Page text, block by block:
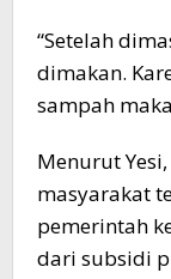
“Setelah
dimakan.
sampah
Menurut
masyarakat
pemerintah
dari subsidi